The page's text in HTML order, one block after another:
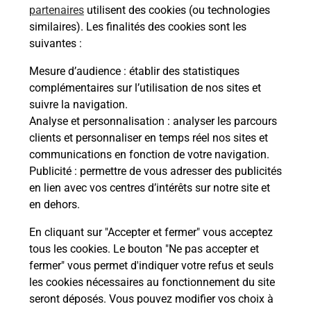
partenaires utilisent des cookies (ou technologies
similaires). Les finalités des cookies sont les
suivantes :
Mesure d’audience : établir des statistiques
complémentaires sur l’utilisation de nos sites et
suivre la navigation.
Analyse et personnalisation : analyser les parcours
clients et personnaliser en temps réel nos sites et
communications en fonction de votre navigation.
Publicité : permettre de vous adresser des publicités
en lien avec vos centres d’intérêts sur notre site et
en dehors.
En cliquant sur "Accepter et fermer" vous acceptez
tous les cookies. Le bouton "Ne pas accepter et
fermer" vous permet d'indiquer votre refus et seuls
les cookies nécessaires au fonctionnement du site
seront déposés. Vous pouvez modifier vos choix à
Combien de temps dure l'examen du
Comment s'inscrire au code de la
route ?
Combien de fautes pour le code de la
route ?
En Savoir Plus sur Digne Les
Bains